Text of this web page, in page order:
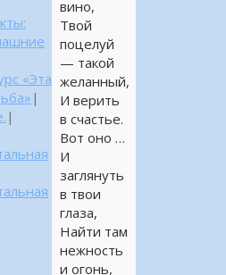
вино,
Твой
поцелуй
— такой
желанный,
И верить
в счастье.
Вот оно …
И
заглянуть
в твои
глаза,
Найти там
нежность
и огонь,
«Эта
|
|